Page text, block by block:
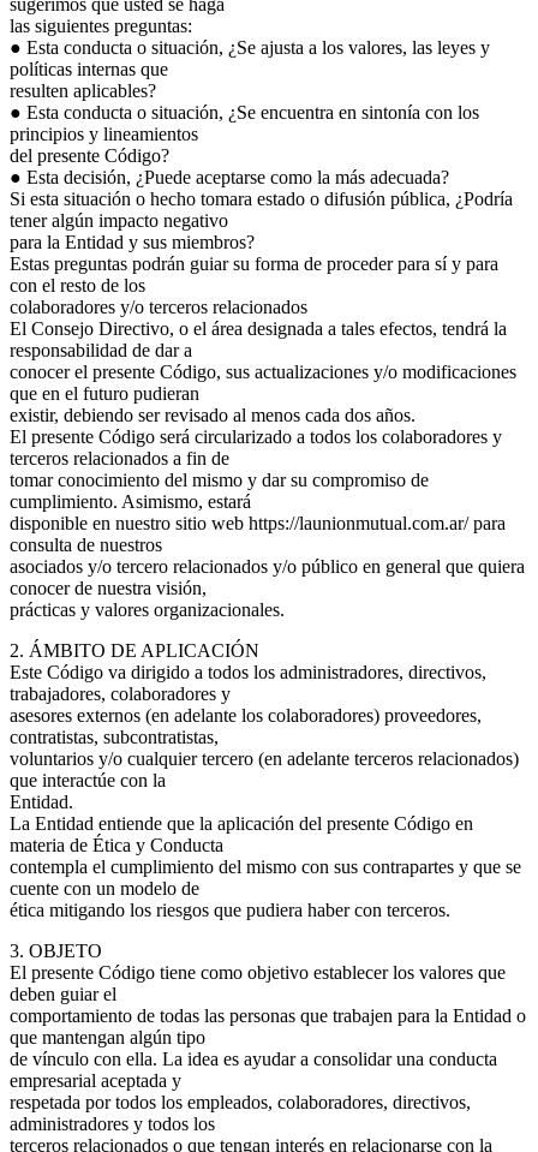
las siguientes preguntas:
● Esta conducta o situación, ¿Se ajusta a los valores, las leyes y
políticas internas que
resulten aplicables?
● Esta conducta o situación, ¿Se encuentra en sintonía con los
principios y lineamientos
del presente Código?
● Esta decisión, ¿Puede aceptarse como la más adecuada?
Si esta situación o hecho tomara estado o difusión pública, ¿Podría
tener algún impacto negativo
para la Entidad y sus miembros?
Estas preguntas podrán guiar su forma de proceder para sí y para
con el resto de los
colaboradores y/o terceros relacionados
El Consejo Directivo, o el área designada a tales efectos, tendrá la
responsabilidad de dar a
conocer el presente Código, sus actualizaciones y/o modificaciones
que en el futuro pudieran
existir, debiendo ser revisado al menos cada dos años.
El presente Código será circularizado a todos los colaboradores y
terceros relacionados a fin de
tomar conocimiento del mismo y dar su compromiso de
cumplimiento. Asimismo, estará
disponible en nuestro sitio web https://launionmutual.com.ar/ para
consulta de nuestros
asociados y/o tercero relacionados y/o público en general que quiera
conocer de nuestra visión,
prácticas y valores organizacionales.
2. ÁMBITO DE APLICACIÓN
Este Código va dirigido a todos los administradores, directivos,
trabajadores, colaboradores y
asesores externos (en adelante los colaboradores) proveedores,
contratistas, subcontratistas,
voluntarios y/o cualquier tercero (en adelante terceros relacionados)
que interactúe con la
Entidad.
La Entidad entiende que la aplicación del presente Código en
materia de Ética y Conducta
contempla el cumplimiento del mismo con sus contrapartes y que se
cuente con un modelo de
ética mitigando los riesgos que pudiera haber con terceros.
3. OBJETO
El presente Código tiene como objetivo establecer los valores que
deben guiar el
comportamiento de todas las personas que trabajen para la Entidad o
que mantengan algún tipo
de vínculo con ella. La idea es ayudar a consolidar una conducta
empresarial aceptada y
respetada por todos los empleados, colaboradores, directivos,
administradores y todos los
terceros relacionados o que tengan interés en relacionarse con la